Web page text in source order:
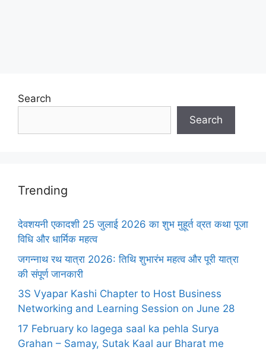
Search
Search
Trending
देवशयनी एकादशी 25 जुलाई 2026 का शुभ मुहूर्त व्रत कथा पूजा
विधि और धार्मिक महत्व
जगन्नाथ रथ यात्रा 2026: तिथि शुभारंभ महत्व और पूरी यात्रा
की संपूर्ण जानकारी
3S Vyapar Kashi Chapter to Host Business
Networking and Learning Session on June 28
17 February ko lagega saal ka pehla Surya
Grahan – Samay, Sutak Kaal aur Bharat me